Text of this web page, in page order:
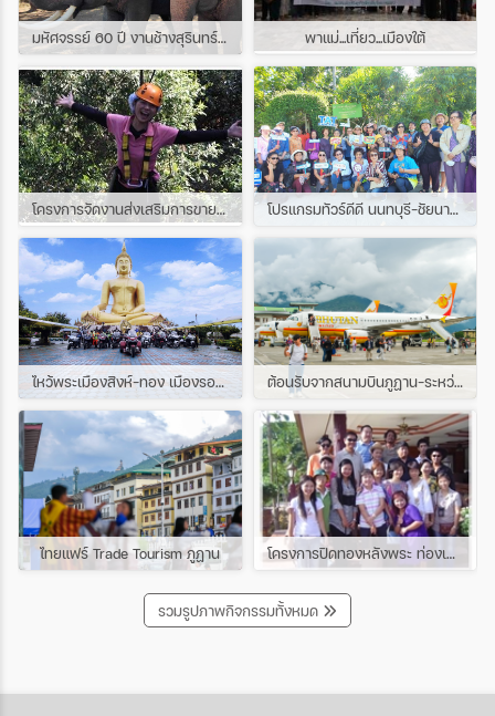
มหัศจรรย์ 60 ปี งานช้างสุรินทร์ บุรีรัมย์ 3วัน 2คืน เดินทาง 20-22 พ.ย.2563 พาแม่...เที่ยว...เมืองใต้
โครงการจัดงานส่งเสริมการขาย Nothern Eco and Adventure Travel Mart โปรแกรมทัวร์ดีดี นนทบุรี-ชัยนาท-อุทัยธานีโปรแกรมท่องเที่ยว จ.อุทัยธานี
ไหว้พระเมืองสิงห์-ทอง เมืองรองที่น่าลอง ต้อนรับจากสนามบินภูฏาน-ระหว่างทาง-
ไทยแฟร์ Trade Tourism ภูฏาน โครงการปิดทองหลังพระ ท่องเที่ยวเรียนรู้ โครงการพระราชดำริ จ.สมุทรสงคราม จ.ราชบุรี
รวมรูปภาพกิจกรรมทั้งหมด